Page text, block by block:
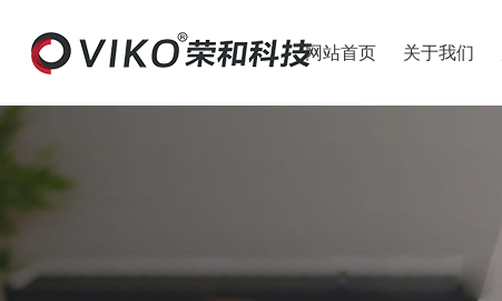
网站首页 关于我们